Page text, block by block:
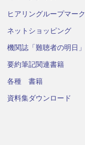
ヒアリングループマーク
ネットショッピング
機関誌「難聴者の明日」
要約筆記関連書籍
各種 書籍
資料集ダウンロード